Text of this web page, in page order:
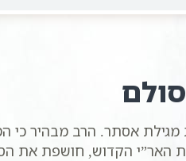
אסתר. הרב מבהיר כי
האר”י הקדוש, חושפת את